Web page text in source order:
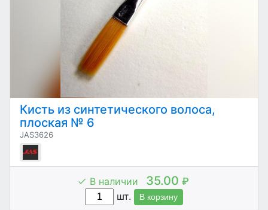
Кисть из синтетического волоса,
плоская № 6
JAS3626
В наличии 35.00 ₽
шт.
В корзину